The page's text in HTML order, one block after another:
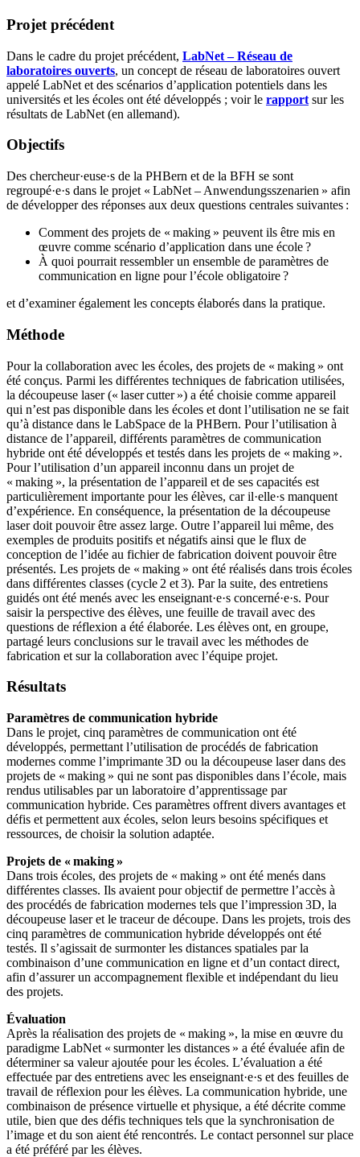
Projet précédent
Dans le cadre du projet précédent, LabNet – Réseau de
laboratoires ouverts, un concept de réseau de laboratoires ouvert
appelé LabNet et des scénarios d’application potentiels dans les
universités et les écoles ont été développés ; voir le rapport sur les
résultats de LabNet (en allemand).
Objectifs
Des chercheur·euse·s de la PHBern et de la BFH se sont
regroupé·e·s dans le projet « LabNet – Anwendungsszenarien » afin
de développer des réponses aux deux questions centrales suivantes :
Comment des projets de « making » peuvent ils être mis en
œuvre comme scénario d’application dans une école ?
À quoi pourrait ressembler un ensemble de paramètres de
communication en ligne pour l’école obligatoire ?
et d’examiner également les concepts élaborés dans la pratique.
Méthode
Pour la collaboration avec les écoles, des projets de « making » ont
été conçus. Parmi les différentes techniques de fabrication utilisées,
la découpeuse laser (« laser cutter ») a été choisie comme appareil
qui n’est pas disponible dans les écoles et dont l’utilisation ne se fait
qu’à distance dans le LabSpace de la PHBern. Pour l’utilisation à
distance de l’appareil, différents paramètres de communication
hybride ont été développés et testés dans les projets de « making ».
Pour l’utilisation d’un appareil inconnu dans un projet de
« making », la présentation de l’appareil et de ses capacités est
particulièrement importante pour les élèves, car il·elle·s manquent
d’expérience. En conséquence, la présentation de la découpeuse
laser doit pouvoir être assez large. Outre l’appareil lui même, des
exemples de produits positifs et négatifs ainsi que le flux de
conception de l’idée au fichier de fabrication doivent pouvoir être
présentés. Les projets de « making » ont été réalisés dans trois écoles
dans différentes classes (cycle 2 et 3). Par la suite, des entretiens
guidés ont été menés avec les enseignant·e·s concerné·e·s. Pour
saisir la perspective des élèves, une feuille de travail avec des
questions de réflexion a été élaborée. Les élèves ont, en groupe,
partagé leurs conclusions sur le travail avec les méthodes de
fabrication et sur la collaboration avec l’équipe projet.
Résultats
Paramètres de communication hybride
Dans le projet, cinq paramètres de communication ont été
développés, permettant l’utilisation de procédés de fabrication
modernes comme l’imprimante 3D ou la découpeuse laser dans des
projets de « making » qui ne sont pas disponibles dans l’école, mais
rendus utilisables par un laboratoire d’apprentissage par
communication hybride. Ces paramètres offrent divers avantages et
défis et permettent aux écoles, selon leurs besoins spécifiques et
ressources, de choisir la solution adaptée.
Projets de « making »
Dans trois écoles, des projets de « making » ont été menés dans
différentes classes. Ils avaient pour objectif de permettre l’accès à
des procédés de fabrication modernes tels que l’impression 3D, la
découpeuse laser et le traceur de découpe. Dans les projets, trois des
cinq paramètres de communication hybride développés ont été
testés. Il s’agissait de surmonter les distances spatiales par la
combinaison d’une communication en ligne et d’un contact direct,
afin d’assurer un accompagnement flexible et indépendant du lieu
des projets.
Évaluation
Après la réalisation des projets de « making », la mise en œuvre du
paradigme LabNet « surmonter les distances » a été évaluée afin de
déterminer sa valeur ajoutée pour les écoles. L’évaluation a été
effectuée par des entretiens avec les enseignant·e·s et des feuilles de
travail de réflexion pour les élèves. La communication hybride, une
combinaison de présence virtuelle et physique, a été décrite comme
utile, bien que des défis techniques tels que la synchronisation de
l’image et du son aient été rencontrés. Le contact personnel sur place
a été préféré par les élèves.